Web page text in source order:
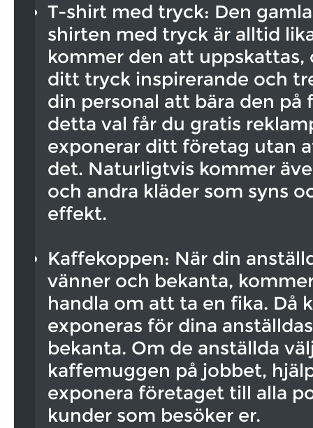
T-shirt med tryck: Den
shirten med tryck är alltid
kommer den att uppskattas,
ditt tryck inspirerande och
din personal att bära den på
detta val får du gratis
exponerar ditt företag utan
det. Naturligtvis kommer
och andra kläder som syns
effekt.
Kaffekoppen: När din
vänner och bekanta,
handla om att ta en fika. Då
exponeras för dina
bekanta. Om de anställda
kaffemuggen på jobbet,
exponera företaget till alla
kunder som besöker er.